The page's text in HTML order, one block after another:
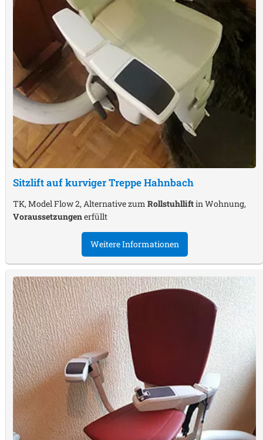
Sitzlift auf kurviger TreppeHahnbach
TK, Model Flow 2, Alternative zum Rollstuhlliftin Wohnung,
Voraussetzungenerfüllt
Weitere Informationen